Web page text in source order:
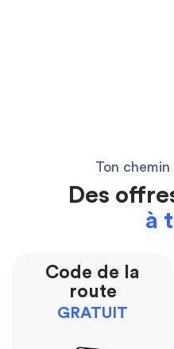
Ton
Des
à
Code de la
route
GRATUIT